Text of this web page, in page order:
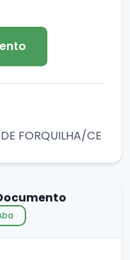
FORQUILHA/CE